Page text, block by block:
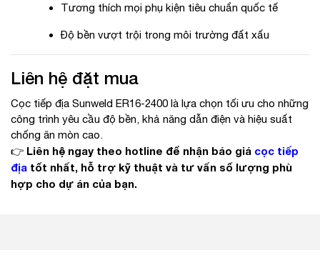
Tương thích mọi phụ kiện tiêu chuẩn quốc tế
Độ bền vượt trội trong môi trường đất xấu
Liên hệ đặt mua
Cọc tiếp địa Sunweld ER16-2400 là lựa chọn tối ưu cho những
công trình yêu cầu độ bền, khả năng dẫn điện và hiệu suất
chống ăn mòn cao.
👉 Liên hệ ngay theo hotline để nhận báo giá cọc tiếp
địa tốt nhất, hỗ trợ kỹ thuật và tư vấn số lượng phù
hợp cho dự án của bạn.